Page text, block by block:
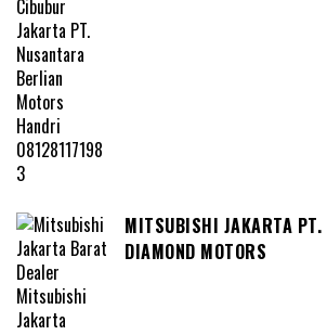
MITSUBISHI JAKARTA PT.
DIAMOND MOTORS